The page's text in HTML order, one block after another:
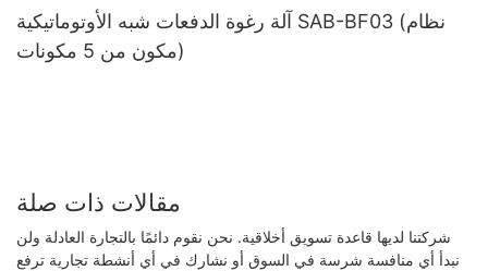
آلة رغوة الدفعات شبه الأوتوماتيكية SAB-BF03 (نظام
مكون من 5 مكونات)
مقالات ذات صلة
شركتنا لديها قاعدة تسويق أخلاقية. نحن نقوم دائمًا بالتجارة العادلة ولن
نبدأ أي منافسة شرسة في السوق أو نشارك في أي أنشطة تجارية ترفع